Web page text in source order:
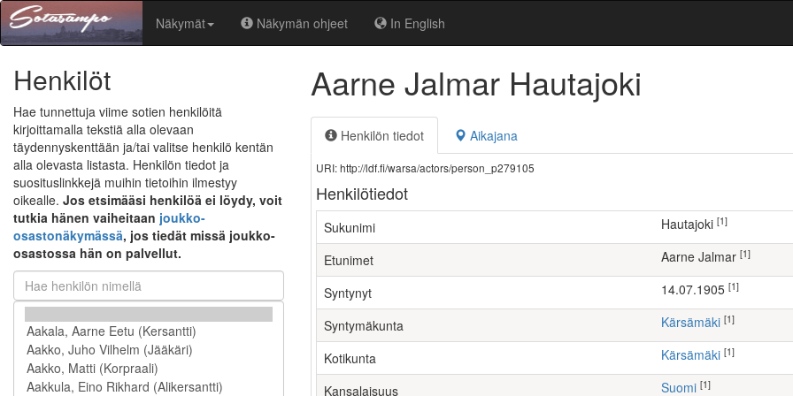
Näkymät Näkymän ohjeet In English
Henkilöt
Hae tunnettuja viime sotien henkilöitä
kirjoittamalla tekstiä alla olevaan
täydennyskenttään ja/tai valitse henkilö kentän
alla olevasta listasta. Henkilön tiedot ja
suosituslinkkejä muihin tietoihin ilmestyy
oikealle. Jos etsimääsi henkilöä ei löydy, voit
tutkia hänen vaiheitaan joukko-
osastonäkymässä, jos tiedät missä joukko-
osastossa hän on palvellut.
Aarne Jalmar Hautajoki
Henkilön tiedot Aikajana
URI: http://ldf.fi/warsa/actors/person_p279105
Henkilötiedot
Sukunimi Hautajoki [1]
Etunimet Aarne Jalmar [1]
Syntynyt 14.07.1905 [1]
Syntymäkunta Kärsämäki [1]
Kotikunta Kärsämäki [1]
Kansalaisuus Suomi [1]